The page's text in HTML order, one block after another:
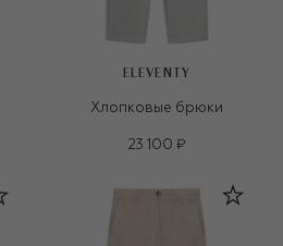
ELEVENTY
Хлопковые брюки
23 100 ₽